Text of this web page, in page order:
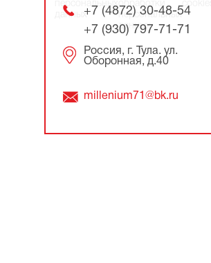
+7 (4872) 30-48-54
+7 (930) 797-71-71
Россия, г. Тула. ул.
Оборонная, д.40
millenium71@bk.ru
персональных
данных
обработки
персональных
данных
cookies